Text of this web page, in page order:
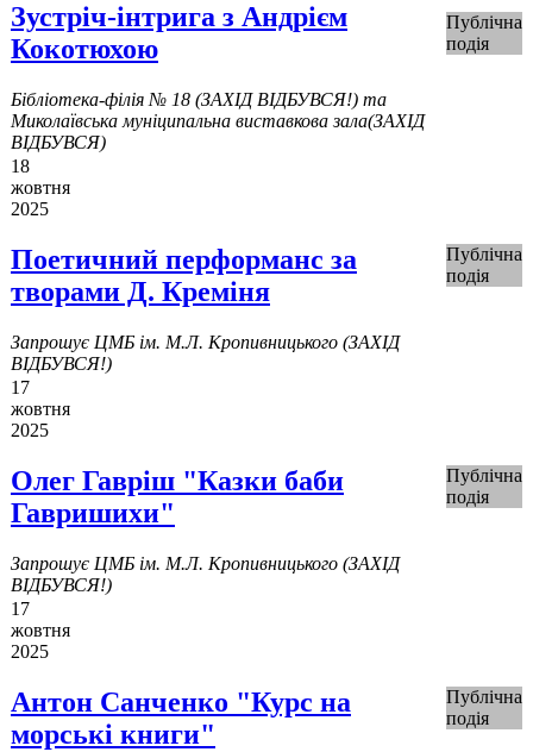
Зустріч-інтрига з Андрієм
Кокотюхою
Бібліотека-філія № 18 (ЗАХІД ВІДБУВСЯ!) та
Миколаївська муніципальна виставкова зала(ЗАХІД
ВІДБУВСЯ)
Публічна
подія
18
жовтня
2025
Поетичний перформанс за
творами Д. Креміня
Запрошує ЦМБ ім. М.Л. Кропивницького (ЗАХІД
ВІДБУВСЯ!)
Публічна
подія
17
жовтня
2025
Олег Гавріш "Казки баби
Гавришихи"
Запрошує ЦМБ ім. М.Л. Кропивницького (ЗАХІД
ВІДБУВСЯ!)
Публічна
подія
17
жовтня
2025
Антон Санченко "Курс на
морські книги"
Публічна
подія